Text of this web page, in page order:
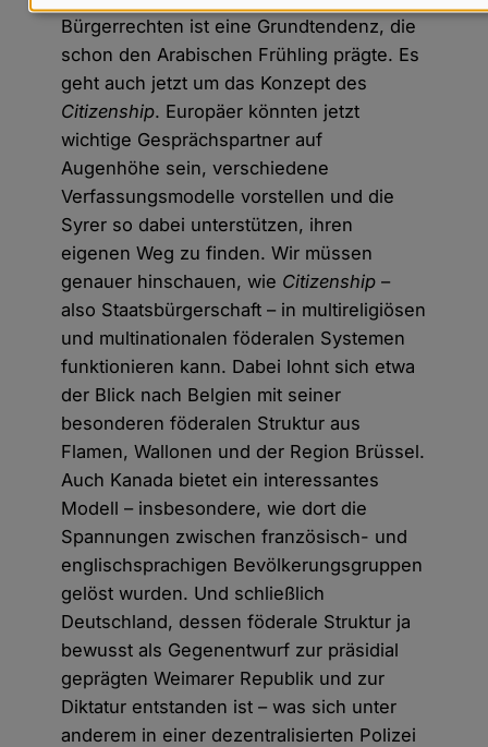
Bürgerrechten ist eine Grundtendenz, die
schon den Arabischen Frühling prägte. Es
geht auch jetzt um das Konzept des
Citizenship. Europäer könnten jetzt
wichtige Gesprächspartner auf
Augenhöhe sein, verschiedene
Verfassungsmodelle vorstellen und die
Syrer so dabei unterstützen, ihren
eigenen Weg zu finden. Wir müssen
genauer hinschauen, wie Citizenship –
also Staatsbürgerschaft – in multireligiösen
und multinationalen föderalen Systemen
funktionieren kann. Dabei lohnt sich etwa
der Blick nach Belgien mit seiner
besonderen föderalen Struktur aus
Flamen, Wallonen und der Region Brüssel.
Auch Kanada bietet ein interessantes
Modell – insbesondere, wie dort die
Spannungen zwischen französisch- und
englischsprachigen Bevölkerungsgruppen
gelöst wurden. Und schließlich
Deutschland, dessen föderale Struktur ja
bewusst als Gegenentwurf zur präsidial
geprägten Weimarer Republik und zur
Diktatur entstanden ist – was sich unter
anderem in einer dezentralisierten Polizei
Daten
und
Cookies